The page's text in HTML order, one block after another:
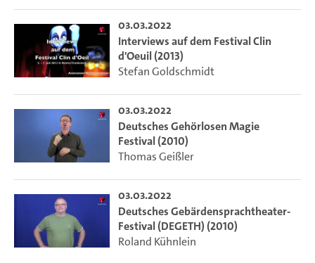
03.03.2022
Interviews auf dem Festival Clin
d'Oeuil (2013)
Stefan Goldschmidt
03.03.2022
Deutsches Gehörlosen Magie
Festival (2010)
Thomas Geißler
03.03.2022
Deutsches Gebärdensprachtheater-
Festival (DEGETH) (2010)
Roland Kühnlein